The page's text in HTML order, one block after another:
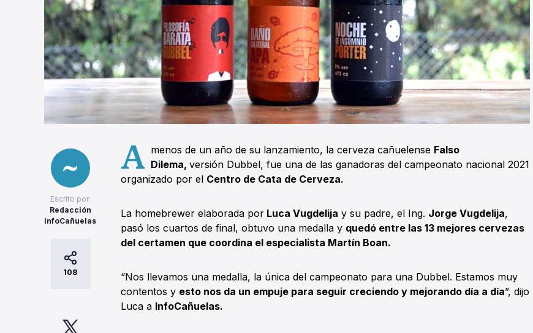
Escrito por:
Redacción
InfoCañuelas
108
A menos de un año de su lanzamiento, la cerveza cañuelense Falso
Dilema,versión Dubbel, fue una de las ganadoras del campeonato nacional 2021
organizado por el Centro de Cata de Cerveza.
La homebrewer elaborada por Luca Vugdelija y su padre, el Ing. Jorge Vugdelija,
pasó los cuartos de final, obtuvo una medalla y quedó entre las 13 mejores cervezas
del certamen que coordina el especialista Martín Boan.
“Nos llevamos una medalla, la única del campeonato para una Dubbel. Estamos muy
contentos y esto nos da un empuje para seguir creciendo y mejorando día a día”, dijo
Luca a InfoCañuelas.